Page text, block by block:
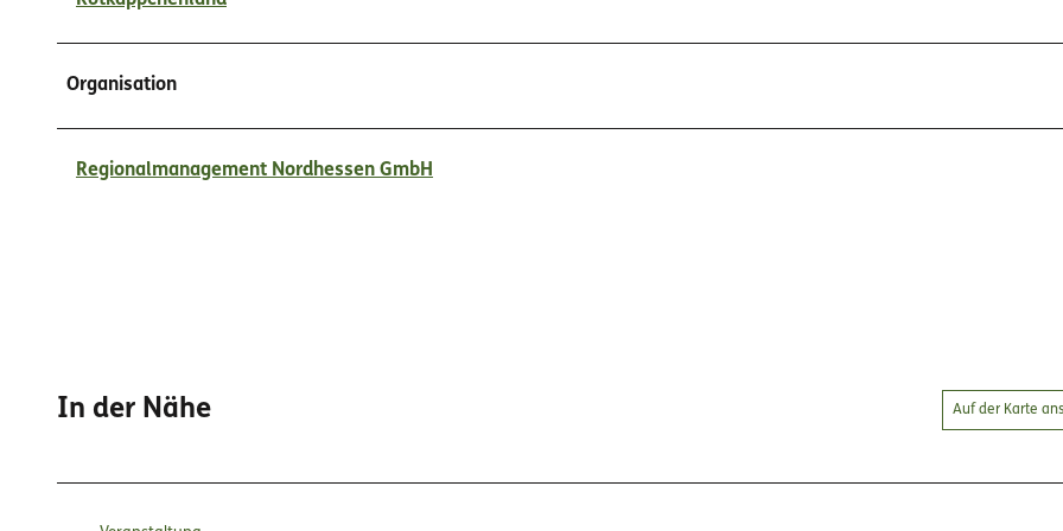
Organisation
Regionalmanagement Nordhessen GmbH
In der Nähe Auf der Karte